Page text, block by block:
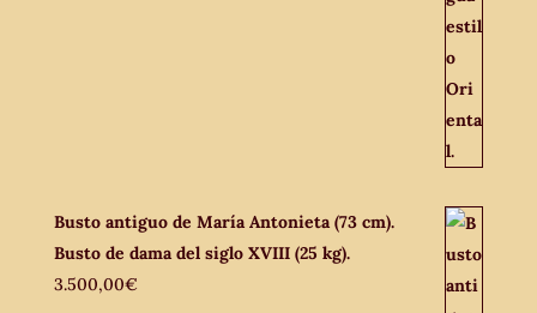
Busto antiguo de María Antonieta (73 cm).
Busto de dama del siglo XVIII (25 kg).
3.500,00€